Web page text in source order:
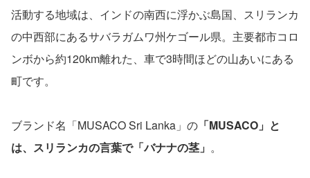
活動する地域は、インドの南西に浮かぶ島国、スリランカ
の中西部にあるサバラガムワ州ケゴール県。主要都市コロ
ンボから約120km離れた、車で3時間ほどの山あいにある
町です。
ブランド名「MUSACO Sri Lanka」の 「MUSACO」と
は、スリランカの言葉で「バナナの茎」 。